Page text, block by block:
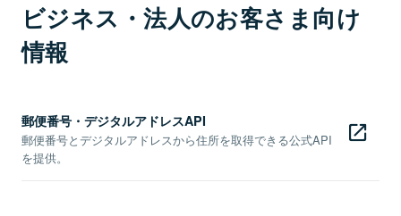
ビジネス・法人のお客さま向け
情報
郵便番号・デジタルアドレスAPI
郵便番号とデジタルアドレスから住所を取得できる公式API
を提供。